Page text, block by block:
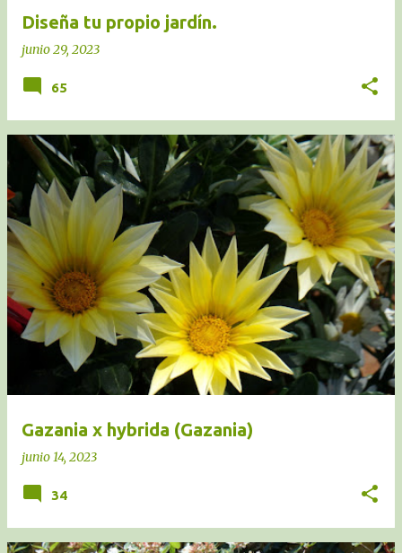
Diseña tu propio jardín.
junio 29, 2023
65
Gazania x hybrida (Gazania)
junio 14, 2023
34